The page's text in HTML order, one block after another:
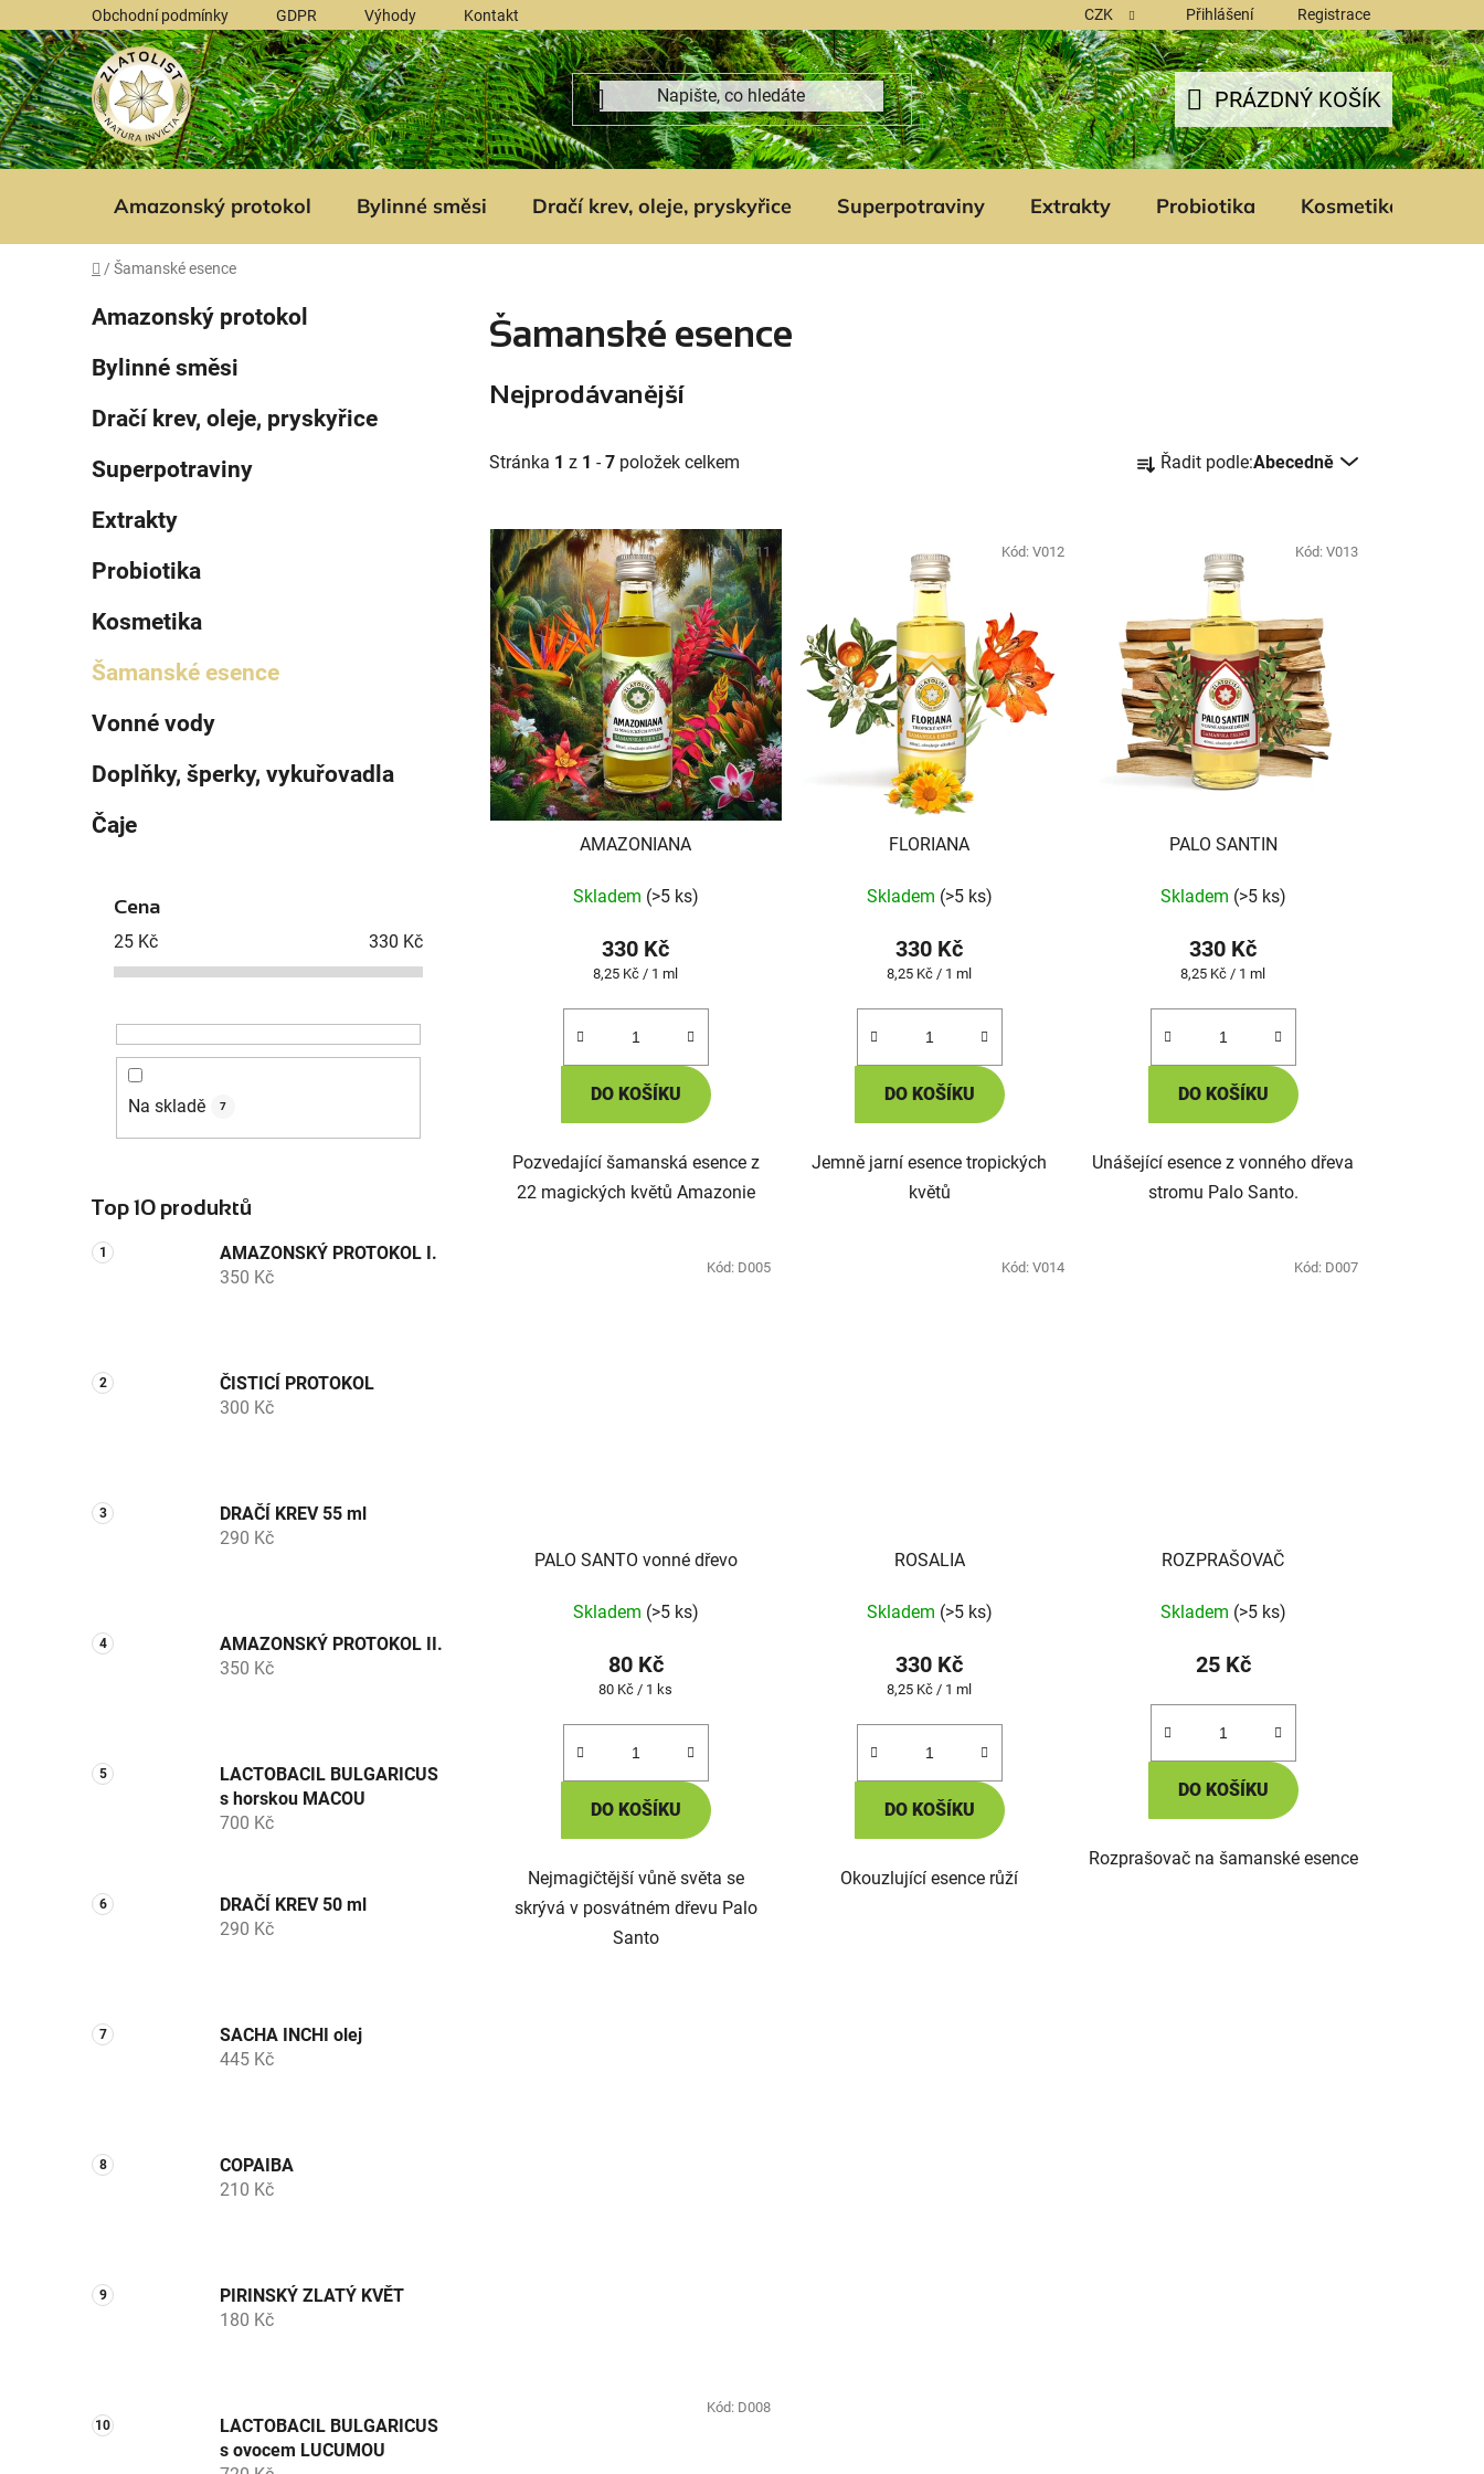
na
obsah
Obchodní podmínky GDPR Výhody Kontakt CZK Přihlášení Registrace
NÁKUPNÍ
PRÁZDNÝ KOŠÍK
Amazonský protokol Bylinné směsi Dračí krev, oleje, pryskyřice Superpotraviny Extrakty Probiotika Kosmetika
Domů
/ Šamanské esence
P
o
s
r
n
n
í
p
n
l
kategorie
K
a
e
o
i
Amazonský protokol
Bylinné směsi
Dračí krev, oleje, pryskyřice
Superpotraviny
Extrakty
Probiotika
Kosmetika
Šamanské esence
Vonné vody
Doplňky, šperky, vykuřovadla
Čaje
Cena
25 Kč 330 Kč
Na skladě 7
Top 10 produktů
AMAZONSKÝ PROTOKOL I.
350 Kč
ČISTICÍ PROTOKOL
300 Kč
DRAČÍ KREV 55 ml
290 Kč
AMAZONSKÝ PROTOKOL II.
350 Kč
LACTOBACIL BULGARICUS
s horskou MACOU
700 Kč
DRAČÍ KREV 50 ml
290 Kč
SACHA INCHI olej
445 Kč
COPAIBA
210 Kč
PIRINSKÝ ZLATÝ KVĚT
180 Kč
LACTOBACIL BULGARICUS
s ovocem LUCUMOU
Šamanské esence
Nejprodávanější
Stránka 1 z 1 -7 položek celkem
a
p
r
o
d
u
k
Řadit podle:Abecedně
V
ý
p
i
s
p
r
o
d
u
k
AMAZONIANA
Skladem (>5 ks)
330 Kč
Měrná
8,25 Kč / 1 ml
DO KOŠÍKU
Pozvedající šamanská esence z
22 magických květů Amazonie
Kód:V011
FLORIANA
Skladem (>5 ks)
330 Kč
Měrná
8,25 Kč / 1 ml
DO KOŠÍKU
Jemně jarní esence tropických
květů
Kód: V012
PALO SANTIN
Skladem (>5 ks)
330 Kč
Měrná
8,25 Kč / 1 ml
DO KOŠÍKU
Unášející esence z vonného dřeva
stromu Palo Santo.
Kód: V013
PALO SANTO vonné dřevo
Skladem (>5 ks)
80 Kč
Měrná
80 Kč / 1 ks
DO KOŠÍKU
Nejmagičtější vůně světa se
skrývá v posvátném dřevu Palo
Santo
Kód: D005
ROSALIA
Skladem (>5 ks)
330 Kč
Měrná
8,25 Kč / 1 ml
DO KOŠÍKU
Okouzlující esence růží
Kód: V014
ROZPRAŠOVAČ
Skladem (>5 ks)
25 Kč
DO KOŠÍKU
Rozprašovač na šamanské esence
Kód: D007
Kód: D008